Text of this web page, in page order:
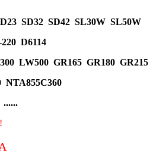
SD32 SD42 SL30W SL50W
D6114
LW500 GR165 GR180 GR215
NTA855C360